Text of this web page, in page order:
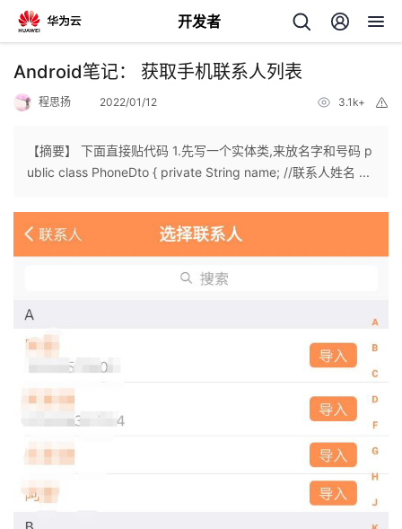
开发者
返
个
人
页
我
开
发
Android笔记： 获取手机联系人列表
程思扬 2022/01/12 3.1k+
【摘要】 下面直接贴代码 1.先写一个实体类,来放名字和号码 p
ublic class PhoneDto { private String name; //联系人姓名 ...